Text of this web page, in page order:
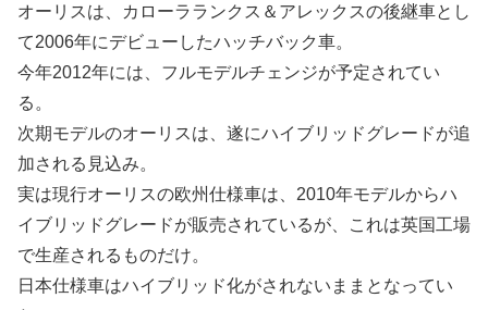
オーリスは、カローラランクス＆アレックスの後継車とし
て2006年にデビューしたハッチバック車。
今年2012年には、フルモデルチェンジが予定されてい
る。
次期モデルのオーリスは、遂にハイブリッドグレードが追
加される見込み。
実は現行オーリスの欧州仕様車は、2010年モデルからハ
イブリッドグレードが販売されているが、これは英国工場
で生産されるものだけ。
日本仕様車はハイブリッド化がされないままとなってい